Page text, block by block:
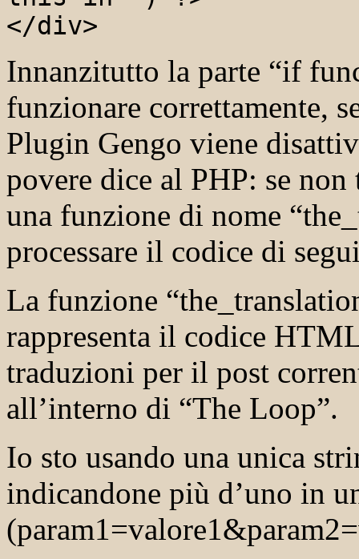
</div>
Innanzitutto la parte “if
funzionare correttamente,
Plugin Gengo viene
povere dice al PHP: se
una funzione di nome
processare il codice di
La funzione
rappresenta il codice
traduzioni per il post
all’interno di “The Loop”.
Io sto usando una unica
indicandone più d’uno in